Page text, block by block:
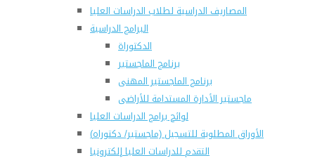
المصاريف الدراسية لطلاب الدراسات العليا
البرامج الدراسية
الدكتوراة
برنامج الماجستير
برنامج الماجستير المهنى
ماجستير الأدارة المستدامة للأراضى
لوائح برامج الدراسات العليا
(الأوراق المطلوبة للتسجيل (ماجستير/ دكتوراه
التقدم للدراسات العليا إلكترونيا